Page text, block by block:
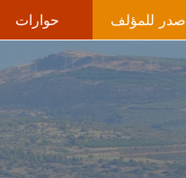
صدر للمؤلف حوارات